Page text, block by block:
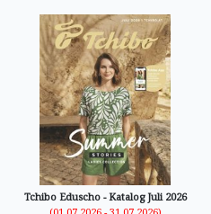
Tchibo Eduscho - Katalog Juli 2026